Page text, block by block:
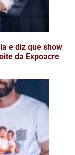
e diz que show
da Expoacre